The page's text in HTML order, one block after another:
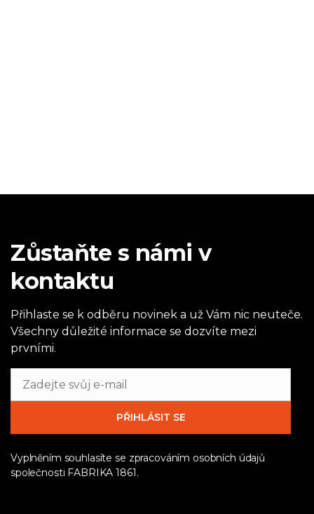
Zůstaňte s námi v
kontaktu
Přihlaste se k odběru novinek a už Vám nic neuteče.
Všechny důležité informace se dozvíte mezi
prvními.
Vyplněním souhlasíte se zpracováním osobních údajů
společnosti FABRIKA 1861.